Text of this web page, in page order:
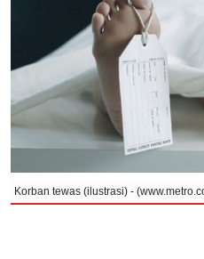
Korban tewas (ilustrasi) -